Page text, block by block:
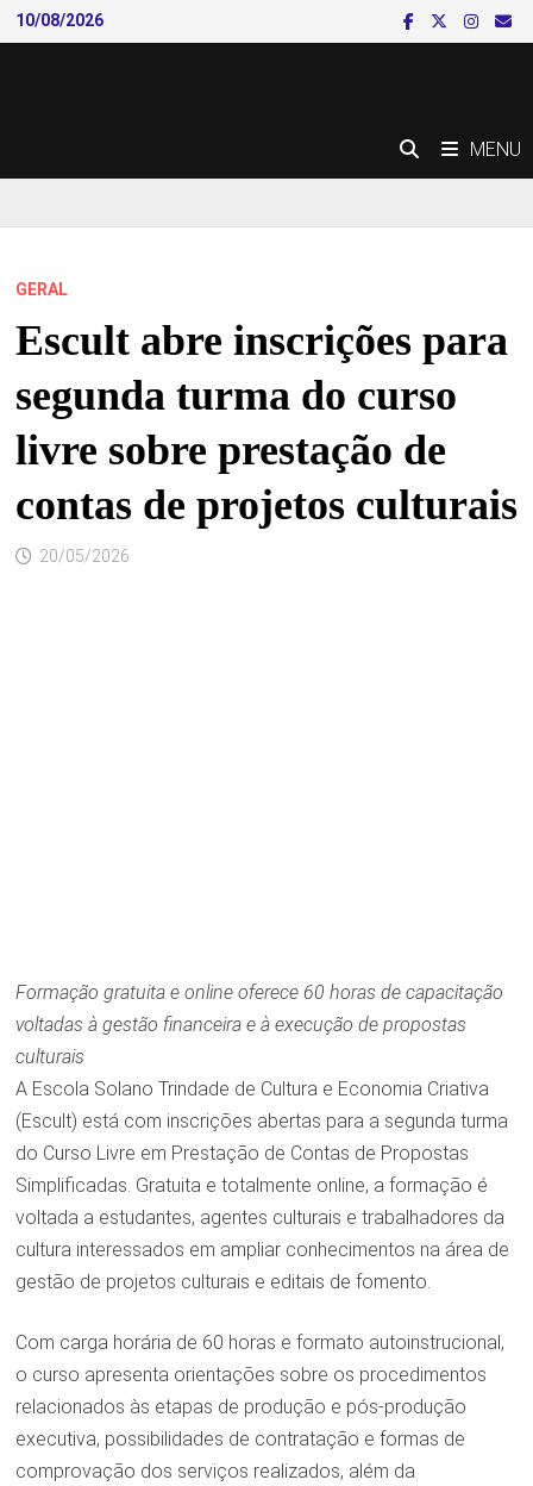
Skip
to
10/08/2026
MENU
GERAL
Escult abre inscrições para
segunda turma do curso
livre sobre prestação de
contas de projetos culturais
20/05/2026
Formação gratuita e online oferece 60 horas de capacitação
voltadas à gestão financeira e à execução de propostas
culturais
A Escola Solano Trindade de Cultura e Economia Criativa
(Escult) está com inscrições abertas para a segunda turma
do Curso Livre em Prestação de Contas de Propostas
Simplificadas. Gratuita e totalmente online, a formação é
voltada a estudantes, agentes culturais e trabalhadores da
cultura interessados em ampliar conhecimentos na área de
gestão de projetos culturais e editais de fomento.
Com carga horária de 60 horas e formato autoinstrucional,
o curso apresenta orientações sobre os procedimentos
relacionados às etapas de produção e pós-produção
executiva, possibilidades de contratação e formas de
comprovação dos serviços realizados, além da